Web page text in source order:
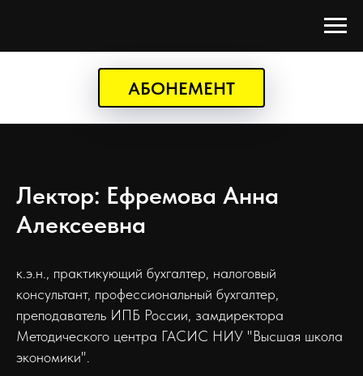
АБОНЕМЕНТ
Лектор: Ефремова Анна
Алексеевна
к.э.н., практикующий бухгалтер, налоговый
консультант, профессиональный бухгалтер,
преподаватель ИПБ России, замдиректора
Методического центра ГАСИС НИУ "Высшая школа
экономики".